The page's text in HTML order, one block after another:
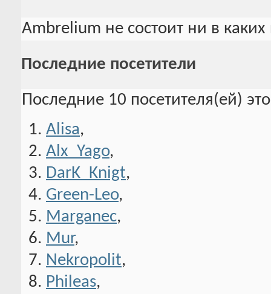
Ambrelium не состоит ни в
Последние посетители
Последние 10 посетителя(ей)
Alisa,
Alx_Yago,
DarK_Knigt,
Green-Leo,
Marganec,
Mur,
Nekropolit,
Phileas,